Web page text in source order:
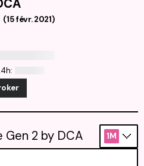
(15 févr. 2021)
:
Gen 2 by DCA 1M